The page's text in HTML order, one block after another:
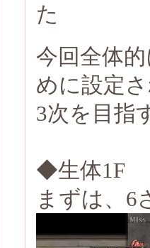
た
今回全体
めに設定
3次を目指
◆生体1F
まずは、6